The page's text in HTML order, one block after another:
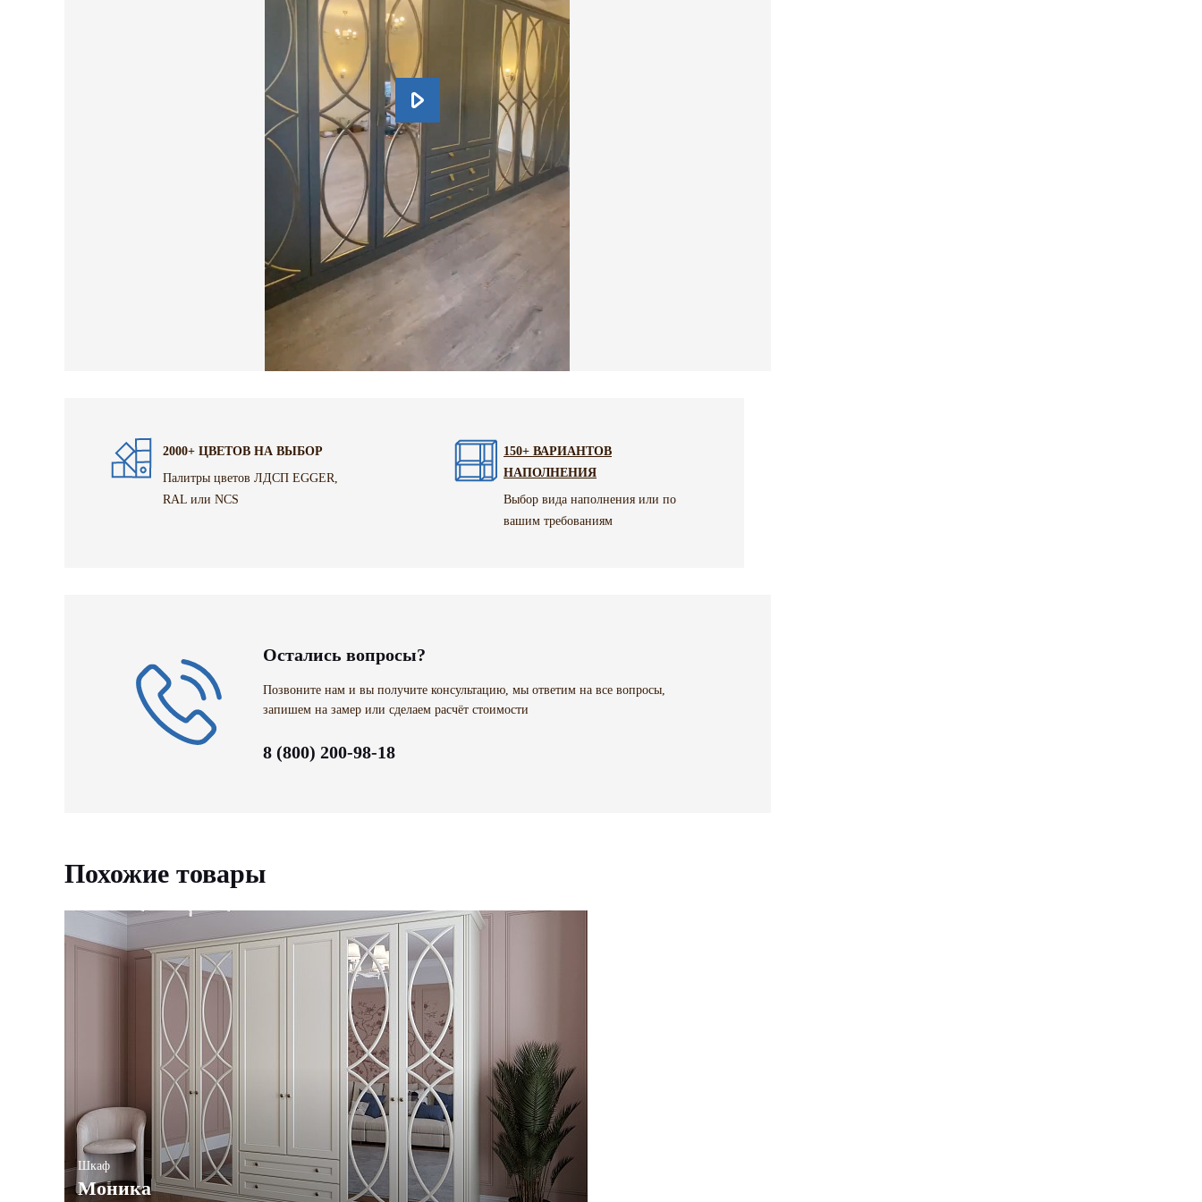
2000+ ЦВЕТОВ НА ВЫБОР
Палитры цветов ЛДСП EGGER,
RAL или NCS
150+ ВАРИАНТОВ
НАПОЛНЕНИЯ
Выбор вида наполнения или по
вашим требованиям
Остались вопросы?
Позвоните нам и вы получите консультацию, мы ответим на все вопросы,
запишем на замер или сделаем расчёт стоимости
8 (800) 200-98-18
Похожие товары
Шкаф
Моника